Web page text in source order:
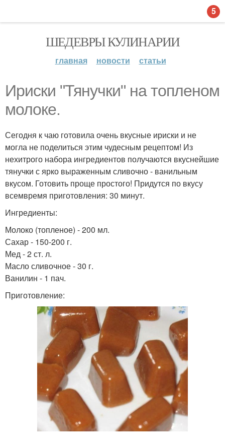
ШЕДЕВРЫ КУЛИНАРИИ
главная новости статьи
Ириски "Тянучки" на топлeном
молоке.
Сегодня к чаю готовила очень вкусные ириски и не
могла не поделиться этим чудесным рецептом! Из
нехитрого набора ингредиентов получаются вкуснейшие
тянучки с ярко выраженным сливочно - ванильным
вкусом. Готовить проще простого! Придутся по вкусу
всемвремя приготовления: 30 минут.
Ингредиенты:
Молоко (топленое) - 200 мл.
Сахар - 150-200 г.
Мед - 2 ст. л.
Масло сливочное - 30 г.
Ванилин - 1 пач.
Приготовление:
5